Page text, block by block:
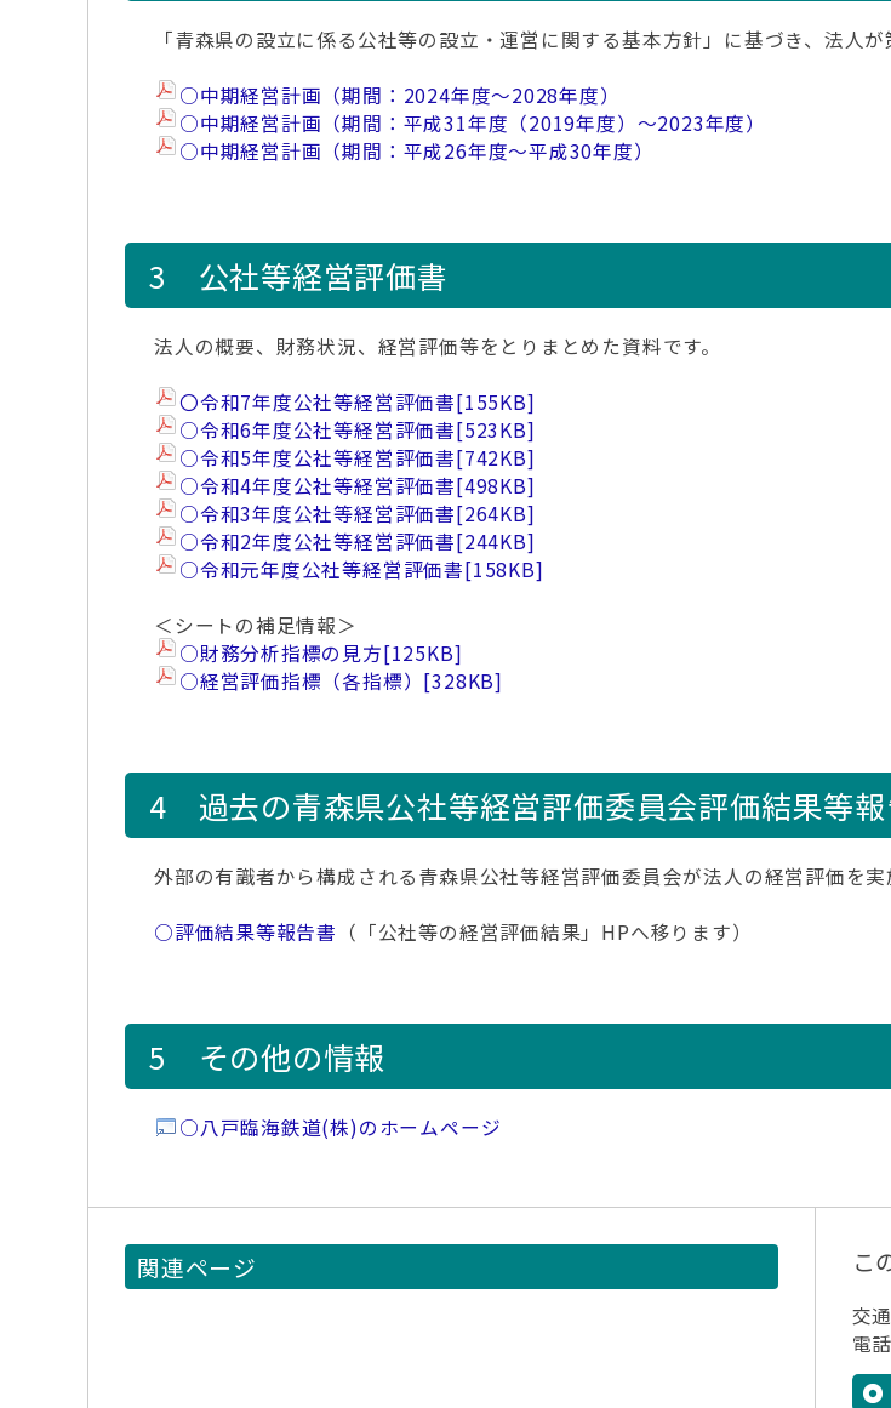
「青森県の設立に係る公社等の設立・運営に関する基本方針」に基づき、法人が
○中期経営計画（期間：2024年度～2028年度）
○中期経営計画（期間：平成31年度（2019年度）～2023年度）
○中期経営計画（期間：平成26年度～平成30年度）
3 公社等経営評価書
法人の概要、財務状況、経営評価等をとりまとめた資料です。
〇令和7年度公社等経営評価書[155KB]
○令和6年度公社等経営評価書[523KB]
○令和5年度公社等経営評価書[742KB]
○令和4年度公社等経営評価書[498KB]
○令和3年度公社等経営評価書[264KB]
○令和2年度公社等経営評価書[244KB]
○令和元年度公社等経営評価書[158KB]
＜シートの補足情報＞
○財務分析指標の見方[125KB]
○経営評価指標（各指標） [328KB]
4 過去の青森県公社等経営評価委員会評価結果等
外部の有識者から構成される青森県公社等経営評価委員会が法人の経営評価を実
○評価結果等報告書 （「公社等の経営評価結果」HPへ移ります）
5 その他の情報
○八戸臨海鉄道(株)のホームページ
関連ページ こ
交
電